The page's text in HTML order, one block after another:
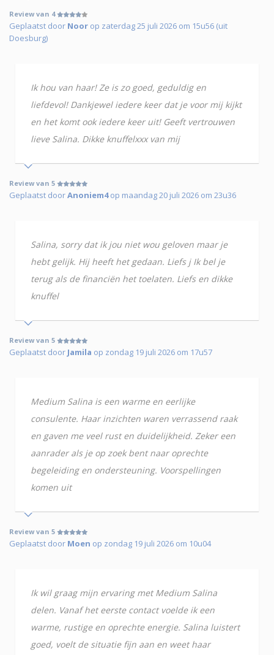
Review van 4
Geplaatst door Noor op zaterdag 25 juli 2026 om 15u56 (uit
Doesburg)
Ik hou van haar! Ze is zo goed, geduldig en
liefdevol! Dankjewel iedere keer dat je voor mij kijkt
en het komt ook iedere keer uit! Geeft vertrouwen
lieve Salina. Dikke knuffelxxx van mij
Review van 5
Geplaatst doorAnoniem4op maandag 20 juli 2026 om 23u36
Salina, sorry dat ik jou niet wou geloven maar je
hebt gelijk. Hij heeft het gedaan. Liefs j Ik bel je
terug als de financiën het toelaten. Liefs en dikke
knuffel
Review van 5
Geplaatst door Jamila op zondag 19 juli 2026 om 17u57
Medium Salina is een warme en eerlijke
consulente. Haar inzichten waren verrassend raak
en gaven me veel rust en duidelijkheid. Zeker een
aanrader als je op zoek bent naar oprechte
begeleiding en ondersteuning. Voorspellingen
komen uit
Review van 5
Geplaatst door Moen op zondag 19 juli 2026 om 10u04
Ik wil graag mijn ervaring met Medium Salina
delen. Vanaf het eerste contact voelde ik een
warme, rustige en oprechte energie. Salina luistert
goed, voelt de situatie fijn aan en weet haar